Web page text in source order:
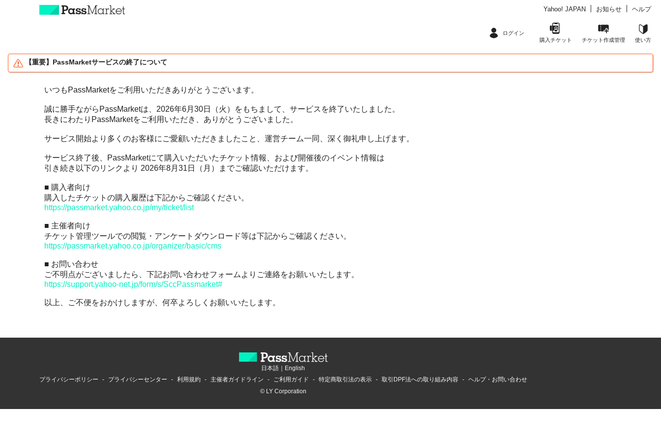
室、ワークショップ
、ゲーム、アニメ
長とご利用の流れ
料ダウンロード
催者さまへオススメ
整理券の発券で
オンラインのイベント
チケット作成管理
Yahoo! JAPAN お知らせ ヘルプ
ログイン
購入チケット
チケット作成管理 使い方
【重要】PassMarketサービスの終了について
いつもPassMarketをご利用いただきありがとうございます。
誠に勝手ながらPassMarketは、2026年6月30日（火）をもちまして、サービスを終了いたしました。
長きにわたりPassMarketをご利用いただき、ありがとうございました。
サービス開始より多くのお客様にご愛顧いただきましたこと、運営チーム一同、深く御礼申し上げます。
サービス終了後、PassMarketにて購入いただいたチケット情報、および開催後のイベント情報は
引き続き以下のリンクより 2026年8月31日（月）までご確認いただけます。
■ 購入者向け
購入したチケットの購入履歴は下記からご確認ください。
https://passmarket.yahoo.co.jp/my/ticket/list
■ 主催者向け
チケット管理ツールでの閲覧・アンケートダウンロード等は下記からご確認ください。
https://passmarket.yahoo.co.jp/organizer/basic/cms
■ お問い合わせ
ご不明点がございましたら、下記お問い合わせフォームよりご連絡をお願いいたします。
https://support.yahoo-net.jp/form/s/SccPassmarket#
以上、ご不便をおかけしますが、何卒よろしくお願いいたします。
日本語 ｜ English
プライバシーポリシー
プライバシーセンター 利用規約 主催者ガイドライン ご利用ガイド 特定商取引法の表示 取引DPF法への取り組み内容
ヘルプ・お問い合わせ
© LY Corporation